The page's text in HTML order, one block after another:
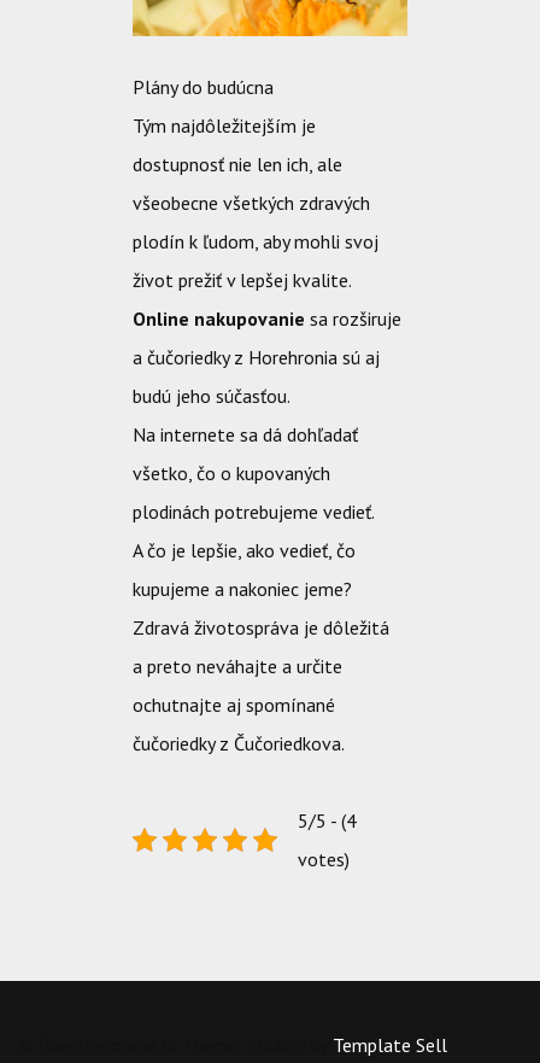
Plány do budúcna
Tým najdôležitejším je
dostupnosť nie len ich, ale
všeobecne všetkých zdravých
plodín k ľudom, aby mohli svoj
život prežiť v lepšej kvalite.
Online nakupovanie sa rozširuje
a čučoriedky z Horehronia sú aj
budú jeho súčasťou.
Na internete sa dá dohľadať
všetko, čo o kupovaných
plodinách potrebujeme vedieť.
A čo je lepšie, ako vedieť, čo
kupujeme a nakoniec jeme?
Zdravá životospráva je dôležitá
a preto neváhajte a určite
ochutnajte aj spomínané
čučoriedky z Čučoriedkova.
5/5 - (4
votes)
Template Sell